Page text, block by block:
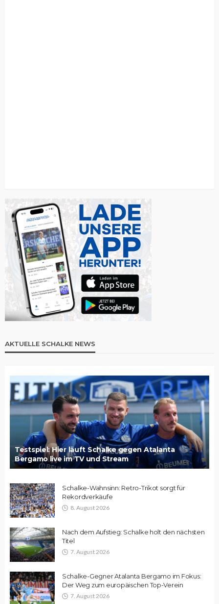
AKTUELLE SCHALKE NEWS
Testspiel: Hier läuft Schalke gegen Atalanta
Bergamo live im TV und Stream
Schalke-Wahnsinn: Retro-Trikot sorgt für
Rekordverkäufe
8. August 2026
Nach dem Aufstieg: Schalke holt den nächsten
Titel
7. August 2026
Schalke-Gegner Atalanta Bergamo im Fokus:
Der Weg zum europäischen Top-Verein
7. August 2026